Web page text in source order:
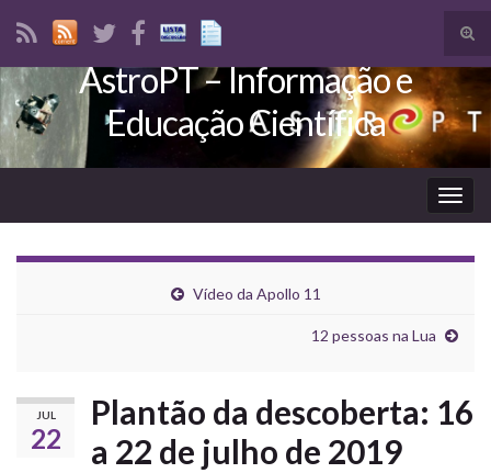
Search for:
AstroPT – Informação e
Educação Científica
Vídeo da Apollo 11
12 pessoas na Lua
JUL
22
Plantão da descoberta: 16
a 22 de julho de 2019